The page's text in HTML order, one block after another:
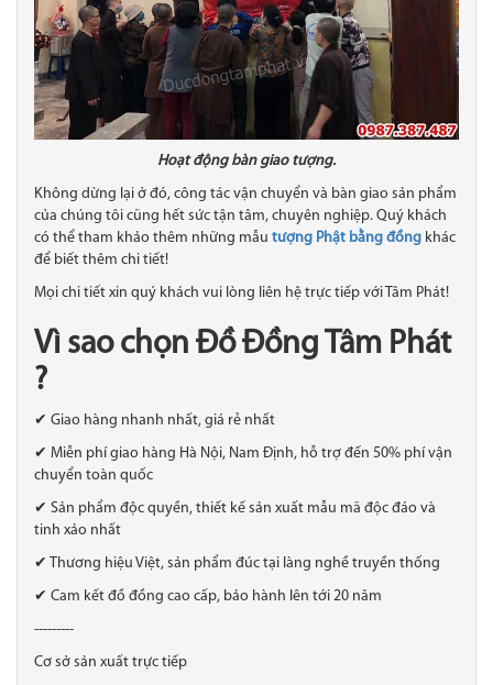
Hoạt động bàn giao tượng.
Không dừng lại ở đó, công tác vận chuyển và bàn giao sản phẩm
của chúng tôi cũng hết sức tận tâm, chuyên nghiệp. Quý khách
có thể tham khảo thêm những mẫu tượng Phật bằng đồng khác
để biết thêm chi tiết!
Mọi chi tiết xin quý khách vui lòng liên hệ trực tiếp với Tâm Phát!
Vì sao chọn Đồ Đồng Tâm Phát
?
✔ Giao hàng nhanh nhất, giá rẻ nhất
✔ Miễn phí giao hàng Hà Nội, Nam Định, hỗ trợ đến 50% phí vận
chuyển toàn quốc
✔ Sản phẩm độc quyền, thiết kế sản xuất mẫu mã độc đáo và
tinh xảo nhất
✔ Thương hiệu Việt, sản phẩm đúc tại làng nghề truyền thống
✔ Cam kết đồ đồng cao cấp, bảo hành lên tới 20 năm
---------
Cơ sở sản xuất trực tiếp